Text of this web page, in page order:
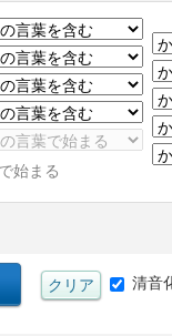
始まる
清音